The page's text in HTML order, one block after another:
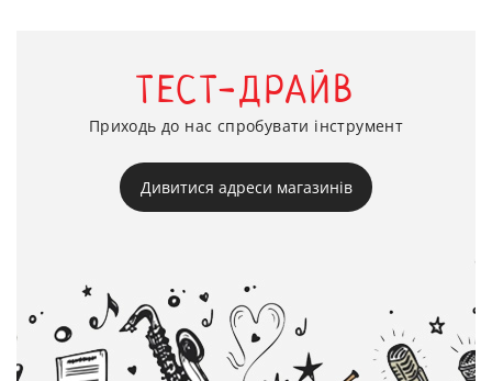
ТЕСТ-ДРАЙВ
Приходь до нас спробувати інструмент
Дивитися адреси магазинів